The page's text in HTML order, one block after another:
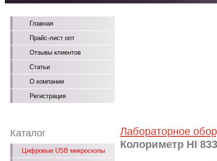
Главная
Прайс-лист опт
Отзывы клиентов
Статьи
О компании
Регистрация
Каталог
Цифровые USB микроскопы
Лабораторное
Колориметр HI